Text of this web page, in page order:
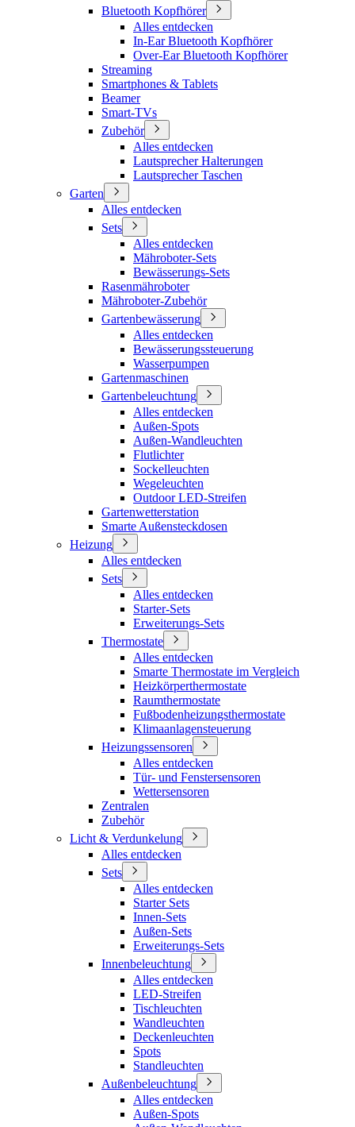
Bluetooth Kopfhörer
Alles entdecken
In-Ear Bluetooth Kopfhörer
Over-Ear Bluetooth Kopfhörer
Streaming
Smartphones & Tablets
Beamer
Smart-TVs
Zubehör
Alles entdecken
Lautsprecher Halterungen
Lautsprecher Taschen
Garten
Alles entdecken
Sets
Alles entdecken
Mähroboter-Sets
Bewässerungs-Sets
Rasenmähroboter
Mähroboter-Zubehör
Gartenbewässerung
Alles entdecken
Bewässerungssteuerung
Wasserpumpen
Gartenmaschinen
Gartenbeleuchtung
Alles entdecken
Außen-Spots
Außen-Wandleuchten
Flutlichter
Sockelleuchten
Wegeleuchten
Outdoor LED-Streifen
Gartenwetterstation
Smarte Außensteckdosen
Heizung
Alles entdecken
Sets
Alles entdecken
Starter-Sets
Erweiterungs-Sets
Thermostate
Alles entdecken
Smarte Thermostate im Vergleich
Heizkörperthermostate
Raumthermostate
Fußbodenheizungsthermostate
Klimaanlagensteuerung
Heizungssensoren
Alles entdecken
Tür- und Fenstersensoren
Wettersensoren
Zentralen
Zubehör
Licht & Verdunkelung
Alles entdecken
Sets
Alles entdecken
Starter Sets
Innen-Sets
Außen-Sets
Erweiterungs-Sets
Innenbeleuchtung
Alles entdecken
LED-Streifen
Tischleuchten
Wandleuchten
Deckenleuchten
Spots
Standleuchten
Außenbeleuchtung
Alles entdecken
Außen-Spots